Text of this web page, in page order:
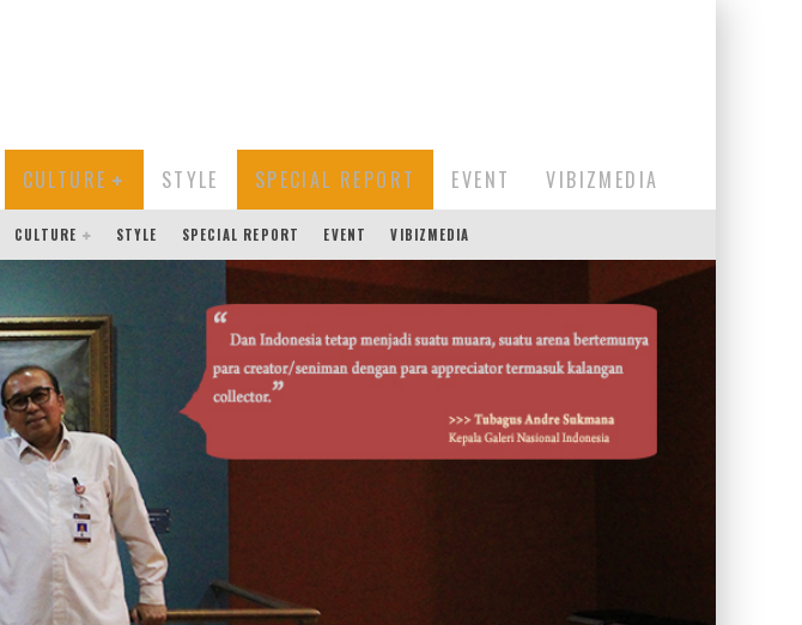
CULTURE STYLE SPECIAL REPORT EVENT VIBIZMEDIA
CULTURE STYLE SPECIAL REPORT EVENT VIBIZMEDIA